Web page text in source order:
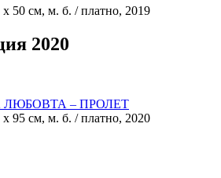
50 см, м. б. / платно, 2019
2020
– ПРОЛЕТ
95 см, м. б. / платно, 2020